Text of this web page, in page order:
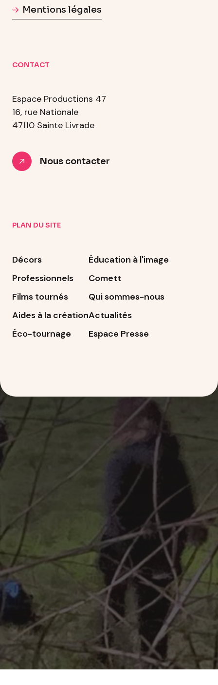
Mentions légales
CONTACT
Espace Productions 47
16, rue Nationale
47110 Sainte Livrade
Nous contacter
PLAN DU SITE
Décors
Professionnels
Films tournés
Aides à la création
Éco-tournage
Éducation à l'image
Comett
Qui sommes-nous
Actualités
Espace Presse